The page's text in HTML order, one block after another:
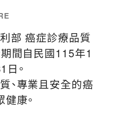
部 癌症診療品質
期間自民國115年1
。
、專業且安全的癌
康。